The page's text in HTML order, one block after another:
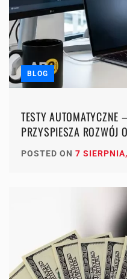
BLOG
TESTY
PRZYSPIESZA ROZWÓJ
POSTED ON 7